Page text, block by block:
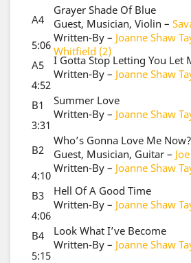
A4
Grayer Shade Of Blue
Guest, Musician, Violin –
Written-By – Joanne Shaw
Whitfield (2)
5:06
A5
I Gotta Stop Letting You Let
Written-By – Joanne Shaw
4:52
B1
Summer Love
Written-By – Joanne Shaw
3:31
B2
Who’s Gonna Love Me Now?
Guest, Musician, Guitar –
Written-By – Joanne Shaw
4:10
B3
Hell Of A Good Time
Written-By – Joanne Shaw
4:06
B4
Look What I’ve Become
Written-By – Joanne Shaw
5:15